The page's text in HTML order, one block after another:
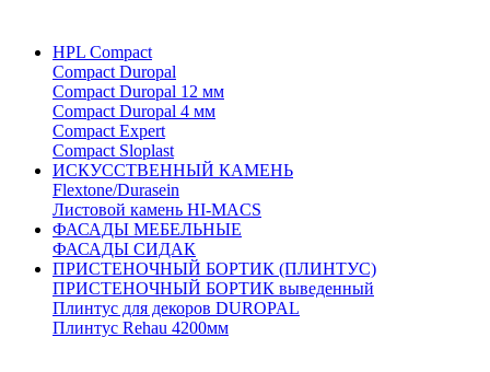
HPL Compact
Compact Duropal
Compact Duropal 12 мм
Compact Duropal 4 мм
Compact Expert
Compact Sloplast
ИСКУССТВЕННЫЙ КАМЕНЬ
Flextone/Durasein
Листовой камень HI-MACS
ФАСАДЫ МЕБЕЛЬНЫЕ
ФАСАДЫ СИДАК
ПРИСТЕНОЧНЫЙ БОРТИК (ПЛИНТУС)
ПРИСТЕНОЧНЫЙ БОРТИК выведенный
Плинтус для декоров DUROPAL
Плинтус Rehau 4200мм